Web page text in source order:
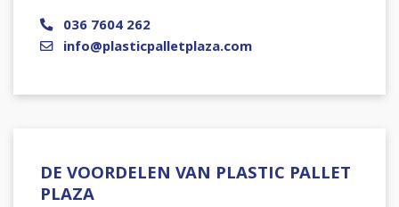
036 7604 262
info@plasticpalletplaza.com
DE VOORDELEN VAN PLASTIC PALLET
PLAZA